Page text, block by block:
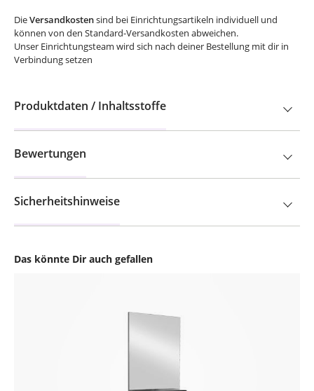
Das könnte Dir auch gefallen
DieVersandkostensind bei Einrichtungsartikeln individuell und
können von den Standard-Versandkosten abweichen.
Unser Einrichtungsteam wird sich nach deiner Bestellung mit dir in
Verbindung setzen
Produktdaten / Inhaltsstoffe
Bewertungen
Sicherheitshinweise